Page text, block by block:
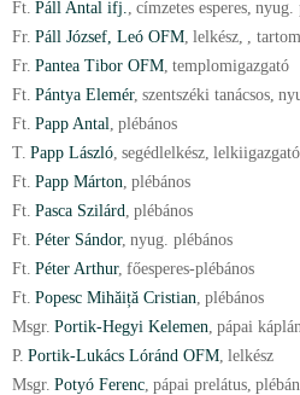
Ft. Páll Antal ifj., címzetes esperes, nyug.
Fr. Páll József, Leó OFM, lelkész, ,
Fr. Pantea Tibor OFM, templomigazgató
Ft. Pántya Elemér, szentszéki tanácsos,
Ft. Papp Antal, plébános
T. Papp László, segédlelkész, lelkiigazgató
Ft. Papp Márton, plébános
Ft. Pasca Szilárd, plébános
Ft. Péter Sándor, nyug. plébános
Ft. Péter Arthur, főesperes-plébános
Ft. Popesc Mihăiță Cristian, plébános
Msgr. Portik-Hegyi Kelemen, pápai
P. Portik-Lukács Lóránd OFM, lelkész
Msgr. Potyó Ferenc, pápai prelátus,